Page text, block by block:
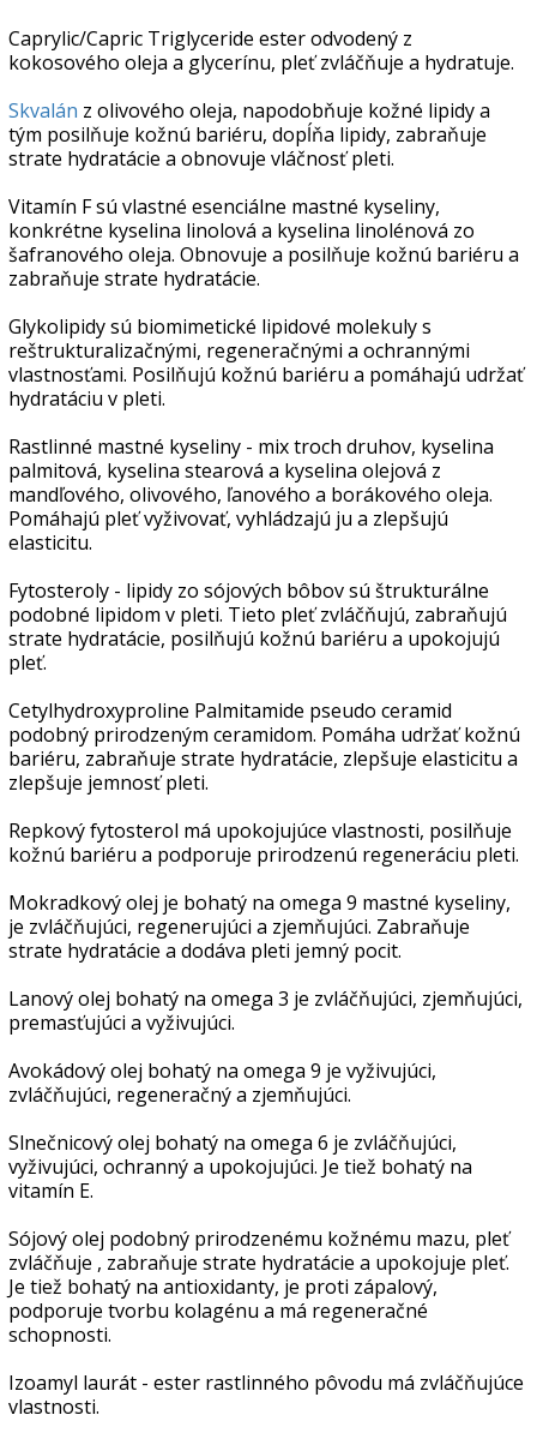
Caprylic/Capric Triglyceride ester odvodený z
kokosového oleja a glycerínu, pleť zvláčňuje a hydratuje.
Skvalán z olivového oleja, napodobňuje kožné lipidy a
tým posilňuje kožnú bariéru, dopĺňa lipidy, zabraňuje
strate hydratácie a obnovuje vláčnosť pleti.
Vitamín F sú vlastné esenciálne mastné kyseliny,
konkrétne kyselina linolová a kyselina linolénová zo
šafranového oleja. Obnovuje a posilňuje kožnú bariéru a
zabraňuje strate hydratácie.
Glykolipidy sú biomimetické lipidové molekuly s
reštrukturalizačnými, regeneračnými a ochrannými
vlastnosťami. Posilňujú kožnú bariéru a pomáhajú udržať
hydratáciu v pleti.
Rastlinné mastné kyseliny - mix troch druhov, kyselina
palmitová, kyselina stearová a kyselina olejová z
mandľového, olivového, ľanového a borákového oleja.
Pomáhajú pleť vyživovať, vyhládzajú ju a zlepšujú
elasticitu.
Fytosteroly - lipidy zo sójových bôbov sú štrukturálne
podobné lipidom v pleti. Tieto pleť zvláčňujú, zabraňujú
strate hydratácie, posilňujú kožnú bariéru a upokojujú
pleť.
Cetylhydroxyproline Palmitamide pseudo ceramid
podobný prirodzeným ceramidom. Pomáha udržať kožnú
bariéru, zabraňuje strate hydratácie, zlepšuje elasticitu a
zlepšuje jemnosť pleti.
Repkový fytosterol má upokojujúce vlastnosti, posilňuje
kožnú bariéru a podporuje prirodzenú regeneráciu pleti.
Mokradkový olej je bohatý na omega 9 mastné kyseliny,
je zvláčňujúci, regenerujúci a zjemňujúci. Zabraňuje
strate hydratácie a dodáva pleti jemný pocit.
Lanový olej bohatý na omega 3 je zvláčňujúci, zjemňujúci,
premasťujúci a vyživujúci.
Avokádový olej bohatý na omega 9 je vyživujúci,
zvláčňujúci, regeneračný a zjemňujúci.
Slnečnicový olej bohatý na omega 6 je zvláčňujúci,
vyživujúci, ochranný a upokojujúci. Je tiež bohatý na
vitamín E.
Sójový olej podobný prirodzenému kožnému mazu, pleť
zvláčňuje , zabraňuje strate hydratácie a upokojuje pleť.
Je tiež bohatý na antioxidanty, je proti zápalový,
podporuje tvorbu kolagénu a má regeneračné
schopnosti.
Izoamyl laurát - ester rastlinného pôvodu má zvláčňujúce
vlastnosti.